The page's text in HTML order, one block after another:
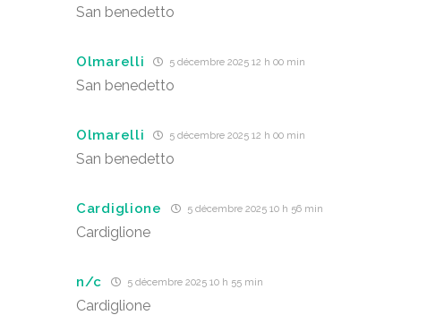
San benedetto
Olmarelli 5 décembre 2025 12 h 00 min
San benedetto
Olmarelli 5 décembre 2025 12 h 00 min
San benedetto
Cardiglione 5 décembre 2025 10 h 56 min
Cardiglione
n/c 5 décembre 2025 10 h 55 min
Cardiglione